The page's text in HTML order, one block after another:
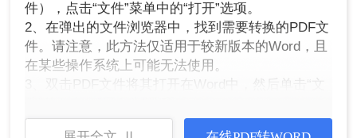
件），点击“文件”菜单中的“打开”选项。
2、在弹出的文件浏览器中，找到需要转换的PDF文
件。请注意，此方法仅适用于较新版本的Word，且
在某些操作系统上可能无法使用。
3、双击PDF文件将其打开在Word中，然后单击“文
4、在另存为对话框中，选择Word格式（如.doc